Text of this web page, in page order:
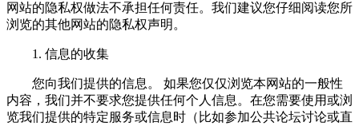
网站的隐私权做法不承担任何责任。我们建议您仔细阅读您所
浏览的其他网站的隐私权声明。
1. 信息的收集
您向我们提供的信息。 如果您仅仅浏览本网站的一般性
内容，我们并不要求您提供任何个人信息。在您需要使用或浏
览我们提供的特定服务或信息时（比如参加公共论坛讨论或直